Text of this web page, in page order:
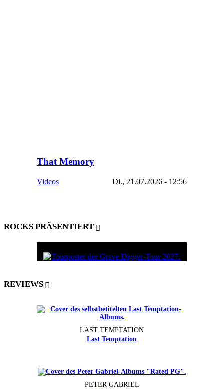
That Memory
Videos Di., 21.07.2026 - 12:56
ROCKS PRÄSENTIERT
REVIEWS
LAST TEMPTATION
Last Temptation
PETER GABRIEL